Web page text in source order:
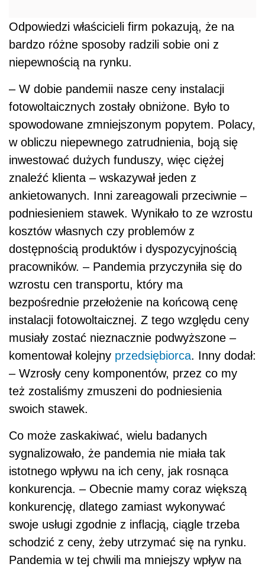
Odpowiedzi właścicieli firm pokazują, że na
bardzo różne sposoby radzili sobie oni z
niepewnością na rynku.
– W dobie pandemii nasze ceny instalacji
fotowoltaicznych zostały obniżone. Było to
spowodowane zmniejszonym popytem. Polacy,
w obliczu niepewnego zatrudnienia, boją się
inwestować dużych funduszy, więc ciężej
znaleźć klienta – wskazywał jeden z
ankietowanych. Inni zareagowali przeciwnie –
podniesieniem stawek. Wynikało to ze wzrostu
kosztów własnych czy problemów z
dostępnością produktów i dyspozycyjnością
pracowników. – Pandemia przyczyniła się do
wzrostu cen transportu, który ma
bezpośrednie przełożenie na końcową cenę
instalacji fotowoltaicznej. Z tego względu ceny
musiały zostać nieznacznie podwyższone –
komentował kolejny przedsiębiorca. Inny dodał:
– Wzrosły ceny komponentów, przez co my
też zostaliśmy zmuszeni do podniesienia
swoich stawek.
Co może zaskakiwać, wielu badanych
sygnalizowało, że pandemia nie miała tak
istotnego wpływu na ich ceny, jak rosnąca
konkurencja. – Obecnie mamy coraz większą
konkurencję, dlatego zamiast wykonywać
swoje usługi zgodnie z inflacją, ciągle trzeba
schodzić z ceny, żeby utrzymać się na rynku.
Pandemia w tej chwili ma mniejszy wpływ na